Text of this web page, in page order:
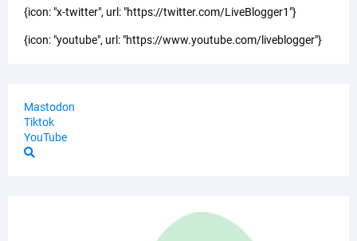
{icon: "x-twitter", url: "https://twitter.com/LiveBlogger1"}
{icon: "youtube", url: "https://www.youtube.com/liveblogger"}
Mastodon
Tiktok
YouTube